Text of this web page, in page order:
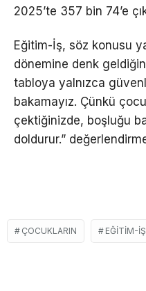
2025’te 357 bin 74’e
Eğitim-İş, söz konusu
dönemine denk
tabloya yalnızca
bakamayız. Çünkü
çektiğinizde, boşluğu
doldurur.”
ÇOCUKLARIN EĞITIM-İŞ